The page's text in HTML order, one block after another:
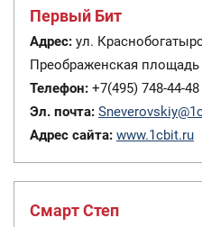
Первый Бит
Адрес: ул.
Преображенская площадь
Телефон: +7(495) 748-44-
Эл. почта:
Адрес сайта: www.1cbit.ru
Смарт Степ